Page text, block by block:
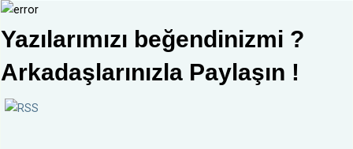
Yazılarımızı beğendinizmi ?
Arkadaşlarınızla Paylaşın !